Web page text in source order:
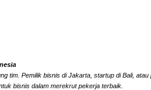
Pemilik bisnis di Jakarta, startup di Bali,
bisnis dalam merekrut pekerja terbaik.